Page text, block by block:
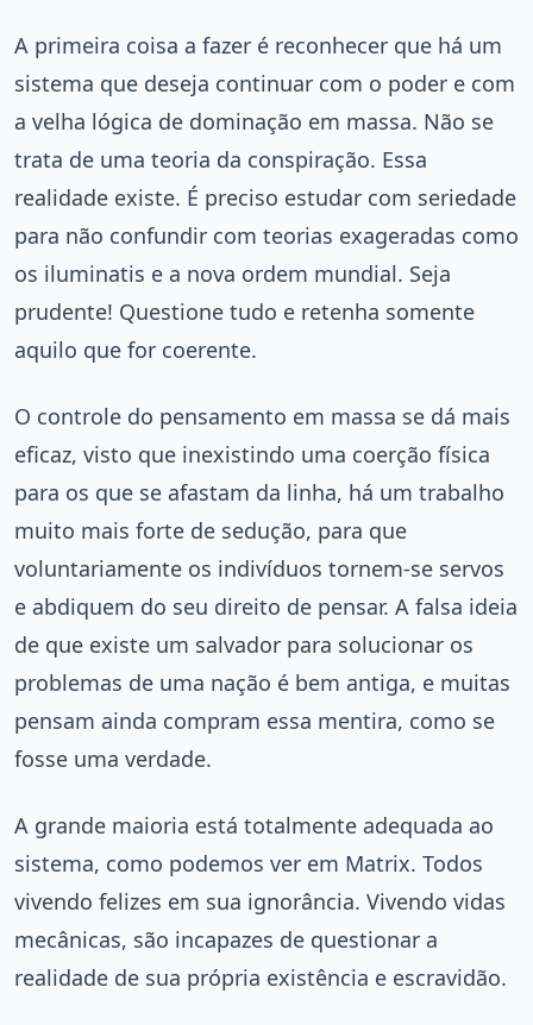
A primeira coisa a fazer é reconhecer que há um
sistema que deseja continuar com o poder e com
a velha lógica de dominação em massa. Não se
trata de uma teoria da conspiração. Essa
realidade existe. É preciso estudar com seriedade
para não confundir com teorias exageradas como
os iluminatis e a nova ordem mundial. Seja
prudente! Questione tudo e retenha somente
aquilo que for coerente.
O controle do pensamento em massa se dá mais
eficaz, visto que inexistindo uma coerção física
para os que se afastam da linha, há um trabalho
muito mais forte de sedução, para que
voluntariamente os indivíduos tornem-se servos
e abdiquem do seu direito de pensar. A falsa ideia
de que existe um salvador para solucionar os
problemas de uma nação é bem antiga, e muitas
pensam ainda compram essa mentira, como se
fosse uma verdade.
A grande maioria está totalmente adequada ao
sistema, como podemos ver em Matrix. Todos
vivendo felizes em sua ignorância. Vivendo vidas
mecânicas, são incapazes de questionar a
realidade de sua própria existência e escravidão.